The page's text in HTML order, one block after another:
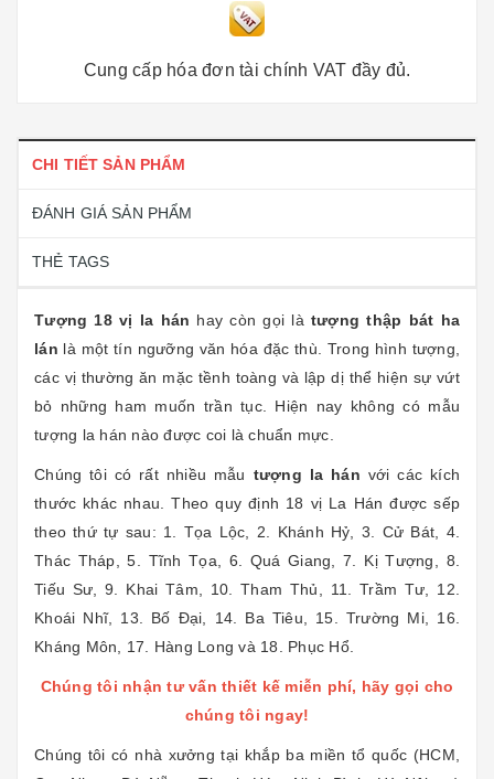
Cung cấp hóa đơn tài chính VAT đầy đủ.
CHI TIẾT SẢN PHẨM
ĐÁNH GIÁ SẢN PHẨM
THẺ TAGS
Tượng 18 vị la hán hay còn gọi là tượng thập bát ha
lán là một tín ngưỡng văn hóa đặc thù. Trong hình tượng,
các vị thường ăn mặc tềnh toàng và lập dị thể hiện sự vứt
bỏ những ham muốn trần tục. Hiện nay không có mẫu
tượng la hán nào được coi là chuẩn mực.
Chúng tôi có rất nhiều mẫu tượng la hán với các kích
thước khác nhau. Theo quy định 18 vị La Hán được sếp
theo thứ tự sau: 1. Tọa Lộc, 2. Khánh Hỷ, 3. Cử Bát, 4.
Thác Tháp, 5. Tĩnh Tọa, 6. Quá Giang, 7. Kị Tượng, 8.
Tiếu Sư, 9. Khai Tâm, 10. Tham Thủ, 11. Trầm Tư, 12.
Khoái Nhĩ, 13. Bố Đại, 14. Ba Tiêu, 15. Trường Mi, 16.
Kháng Môn, 17. Hàng Long và 18. Phục Hổ.
Chúng tôi nhận tư vấn thiết kế miễn phí, hãy gọi cho
chúng tôi ngay!
Chúng tôi có nhà xưởng tại khắp ba miền tổ quốc (HCM,